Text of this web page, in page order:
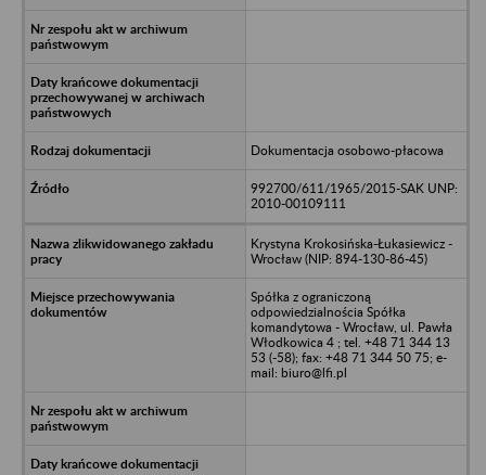
Dokumentacja osobowo-płacowa
992700/611/1965/2015-SAK UNP:
2010-00109111
Krystyna Krokosińska-Łukasiewicz -
Wrocław (NIP: 894-130-86-45)
Spółka z ograniczoną
odpowiedzialnościa Spółka
komandytowa - Wrocław, ul. Pawła
Włodkowica 4 ; tel. +48 71 344 13
53 (-58); fax: +48 71 344 50 75; e-
mail: biuro@lfi.pl